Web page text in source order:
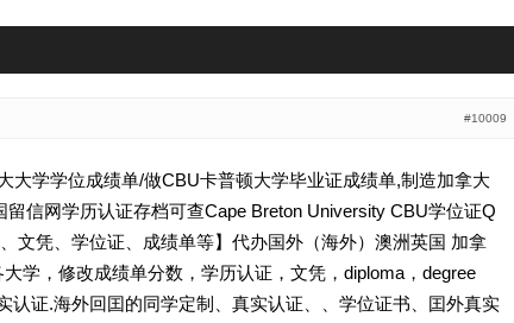
#10009
大学学位成绩单/做CBU卡普顿大学毕业证成绩单,制造加拿大
信网学历认证存档可查Cape Breton University CBU学位证Q
文凭、学位证、成绩单等】代办国外（海外）澳洲英国 加拿
学，修改成绩单分数，学历认证，文凭，diploma，degree
认证.海外回囯的同学定制、真实认证、、学位证书、囯外真实